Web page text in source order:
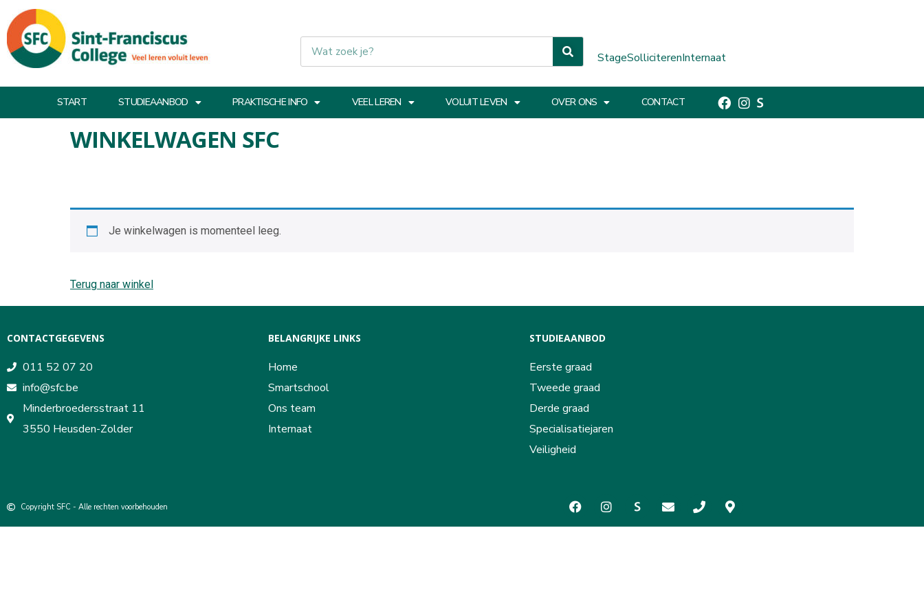
StageSolliciterenInternaat
START STUDIEAANBOD PRAKTISCHE INFO VEEL LEREN VOLUIT LEVEN OVER ONS CONTACT
WINKELWAGEN SFC
Je winkelwagen is momenteel leeg.
Terug naar winkel
CONTACTGEGEVENS
011 52 07 20
info@sfc.be
Minderbroedersstraat 11
3550 Heusden-Zolder
BELANGRIJKE LINKS
Home
Smartschool
Ons team
Internaat
STUDIEAANBOD
Eerste graad
Tweede graad
Derde graad
Specialisatiejaren
Veiligheid
Copyright SFC - Alle rechten voorbehouden